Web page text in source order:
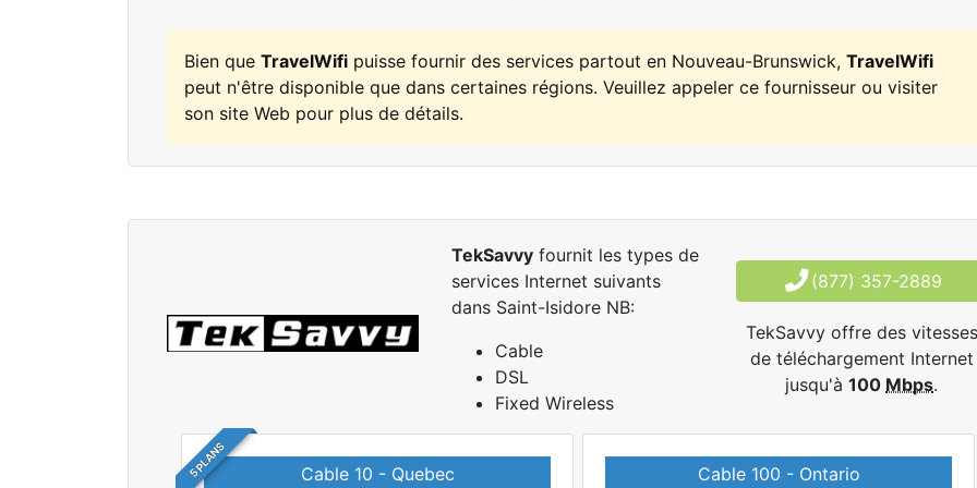
Bien que TravelWifi puisse fournir des services partout en Nouveau-Brunswick, TravelWifi
peut n'être disponible que dans certaines régions. Veuillez appeler ce fournisseur ou visiter
son site Web pour plus de détails.
TekSavvyfournit les types de
services Internet suivants
dans Saint-Isidore NB:
Cable
DSL
Fixed Wireless
(877) 357-2889
TekSavvy offre des vitesses
de téléchargement Internet
jusqu'à100 Mbps.
5 PLANS Cable 10 - Quebec Cable 100 - Ontario